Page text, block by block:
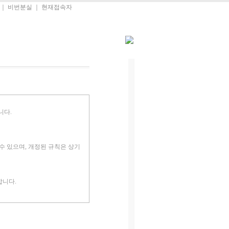
비번분실 현재접속자
다.
있으며, 개정된 규칙은 상기
니다.